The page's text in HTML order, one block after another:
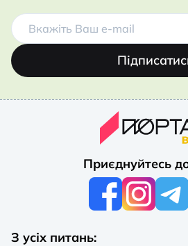
Приєднуйтесь
З усіх питань: